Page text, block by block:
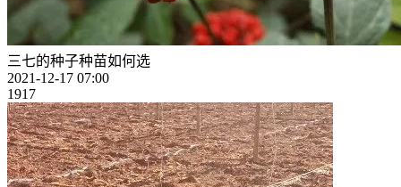
三七的种子种苗如何选
2021-12-17 07:00
1917